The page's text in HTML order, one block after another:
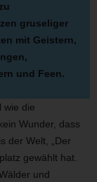
gruseliger
mit Geistern,
und Feen.
wie die
Wunder, dass
der Welt, „Der
gewählt hat.
und